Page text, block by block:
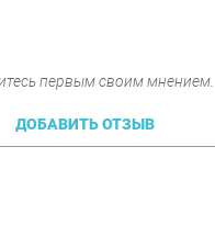
первым своим мнением.
ДОБАВИТЬ ОТЗЫВ